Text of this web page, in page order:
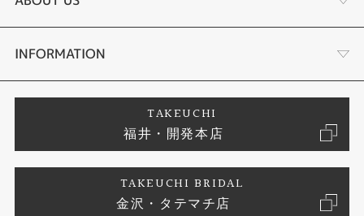
セットリング
婚約ネックレス
エタニティリング
タケウチのこだわり
プロポーズサポート
ブランドリスト
ジュエリーリフォーム
会社概要
お客様の声
INFORMATION
プライバシーポリシー
TAKEUCHI
福井・開発本店
TAKEUCHI BRIDAL
金沢・タテマチ店